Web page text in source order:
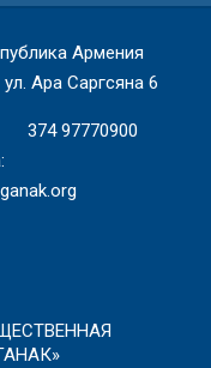
Армения
ул. Ара Саргсяна 6
374 97770900